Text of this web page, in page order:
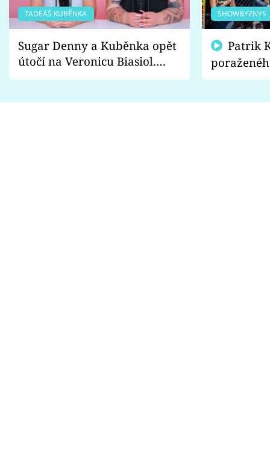
TADEÁŠ KUBĚNKA
Sugar Denny a Kuběnka opět
útočí na Veronicu Biasiol.
Proč je podle nich falešná a
SHOWBYZNYS
fanoušci